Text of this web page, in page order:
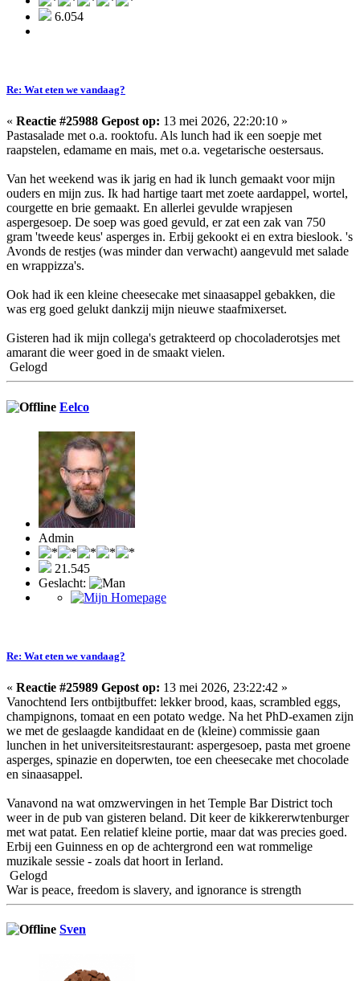
6.054
Re: Wat eten we vandaag?
« Reactie #25988 Gepost op: 13 mei 2026, 22:20:10 »
Pastasalade met o.a. rooktofu. Als lunch had ik een soepje met
raapstelen, edamame en mais, met o.a. vegetarische oestersaus.
Van het weekend was ik jarig en had ik lunch gemaakt voor mijn
ouders en mijn zus. Ik had hartige taart met zoete aardappel, wortel,
courgette en brie gemaakt. En allerlei gevulde wrapjesen
aspergesoep. De soep was goed gevuld, er zat een zak van 750
gram 'tweede keus' asperges in. Erbij gekookt ei en extra bieslook. 's
Avonds de restjes (was minder dan verwacht) aangevuld met salade
en wrappizza's.
Ook had ik een kleine cheesecake met sinaasappel gebakken, die
was erg goed gelukt dankzij mijn nieuwe staafmixerset.
Gisteren had ik mijn collega's getrakteerd op chocoladerotsjes met
amarant die weer goed in de smaakt vielen.
Gelogd
Eelco
Admin
21.545
Geslacht:
Re: Wat eten we vandaag?
« Reactie #25989 Gepost op: 13 mei 2026, 23:22:42 »
Vanochtend Iers ontbijtbuffet: lekker brood, kaas, scrambled eggs,
champignons, tomaat en een potato wedge. Na het PhD-examen zijn
we met de geslaagde kandidaat en de (kleine) commissie gaan
lunchen in het universiteitsrestaurant: aspergesoep, pasta met groene
asperges, spinazie en doperwten, toe een cheesecake met chocolade
en sinaasappel.
Vanavond na wat omzwervingen in het Temple Bar District toch
weer in de pub van gisteren beland. Dit keer de kikkererwtenburger
met wat patat. Een relatief kleine portie, maar dat was precies goed.
Erbij een Guinness en op de achtergrond een wat rommelige
muzikale sessie - zoals dat hoort in Ierland.
Gelogd
War is peace, freedom is slavery, and ignorance is strength
Sven